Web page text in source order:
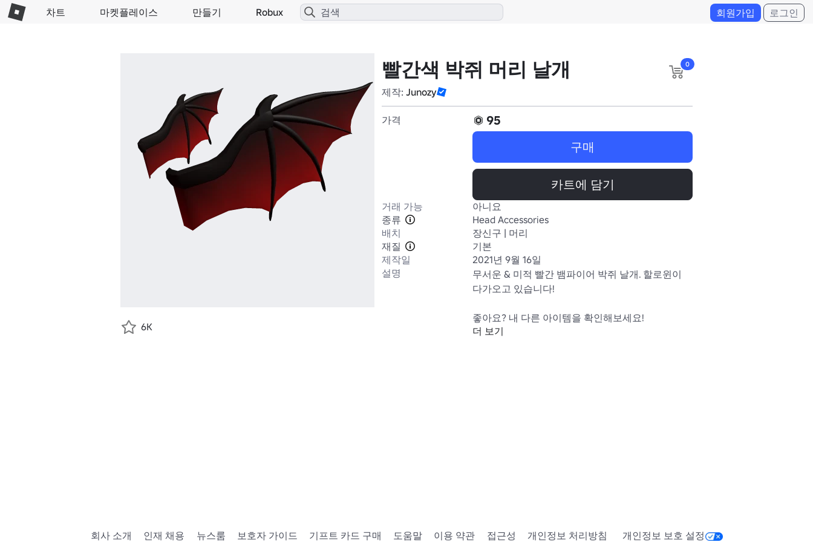
차트 마켓플레이스 만들기 Robux 회원가입 로그인
빨간색 박쥐 머리 날개
제작: Junozy
0
가격
95
구매
카트에 담기
거래 가능
아니요
종류
Head Accessories
배치
장신구 | 머리
재질
기본
제작일
2021년 9월 16일
설명
무서운 & 미적 빨간 뱀파이어 박쥐 날개. 할로윈이
다가오고 있습니다!
https://www.roblox.com/catalog?
더 보기
6K
회사 소개 인재 채용 뉴스룸 보호자 가이드 기프트 카드 구매 도움말 이용 약관 접근성 개인정보 처리방침 개인정보 보호 설정